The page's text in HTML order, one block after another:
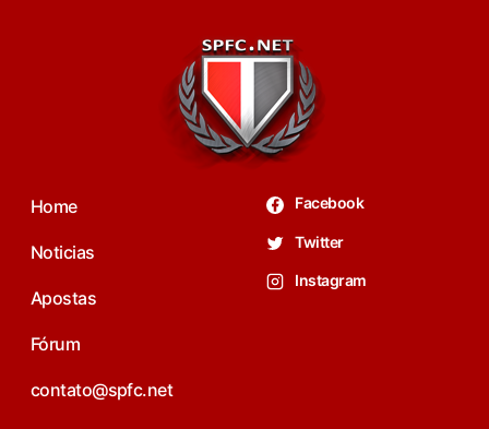
Home
Noticias
Apostas
Fórum
contato@spfc.net
Facebook
Twitter
Instagram